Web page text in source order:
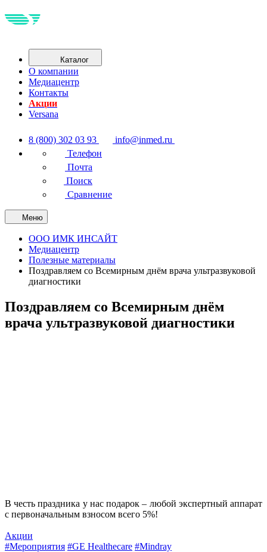
Каталог
О компании
Медиацентр
Контакты
Акции
Versana
8 (800) 302 03 93
info@inmed.ru
Телефон
Почта
Поиск
Сравнение
Меню
ООО ИМК ИНСАЙТ
Медиацентр
Полезные материалы
Поздравляем со Всемирным днём врача ультразвуковой
диагностики
Поздравляем со Всемирным днём
врача ультразвуковой диагностики
В честь праздника у нас подарок – любой экспертный аппарат
с первоначальным взносом всего 5%!
Акции
#Мероприятия #GE Healthecare #Mindray